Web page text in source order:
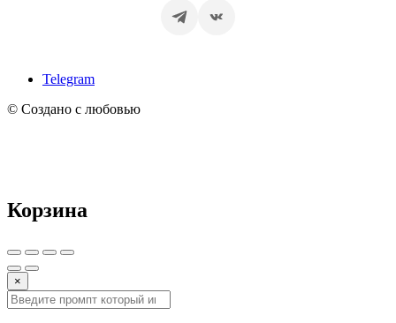
Telegram
© Создано с любовью
Корзина
×